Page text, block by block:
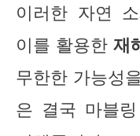
이러한 자연
이를 활용한 재
무한한 가능성
은 결국 마블